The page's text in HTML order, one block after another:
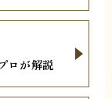
ロが解説